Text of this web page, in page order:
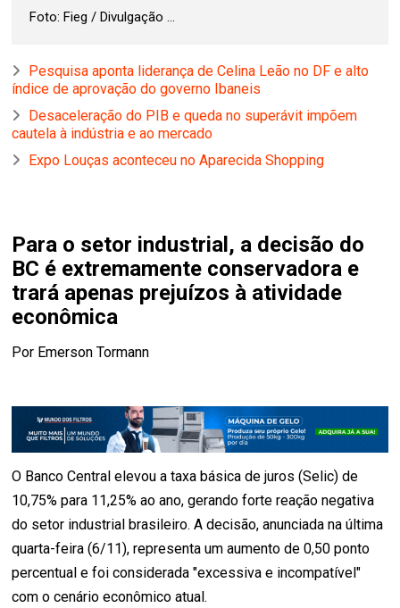
Foto: Fieg / Divulgação ...
Pesquisa aponta liderança de Celina Leão no DF e alto
índice de aprovação do governo Ibaneis
Desaceleração do PIB e queda no superávit impõem
cautela à indústria e ao mercado
Expo Louças aconteceu no Aparecida Shopping
Para o setor industrial, a decisão do
BC é extremamente conservadora e
trará apenas prejuízos à atividade
econômica
Por Emerson Tormann
O Banco Central elevou a taxa básica de juros (Selic) de
10,75% para 11,25% ao ano, gerando forte reação negativa
do setor industrial brasileiro. A decisão, anunciada na última
quarta-feira (6/11), representa um aumento de 0,50 ponto
percentual e foi considerada "excessiva e incompatível"
com o cenário econômico atual.